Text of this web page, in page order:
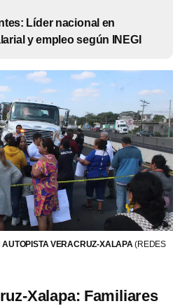
Líder nacional en
y empleo según INEGI
AUTOPISTA VERACRUZ-XALAPA(REDES
Xalapa: Familiares